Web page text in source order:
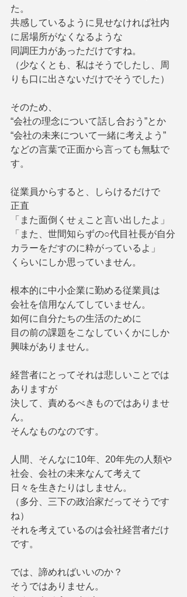
た。
共感しているように見せなければ社内
に居場所がなくなるような
同調圧力があっただけですね。
（少なくとも、私はそうでしたし、周
りも口に出さないだけでそうでした）
そのため、
“会社の理念について話し合おう”とか
“会社の未来について一緒に考えよう”
などの言葉で正面から言っても無駄で
す。
従業員からすると、しらけるだけで
正直
「また面倒くせぇこと言い出したよ」
「また、世間知らずの○代目社長が自分
カラーをだすのに粋がっているよ」
くらいにしか思っていません。
根本的に中小企業に勤める従業員は
会社を信用なんてしていません。
如何に自分たちの生活のために
目の前の課題をこなしていくかにしか
興味がありません。
経営者にとってそれは悲しいことでは
ありますが
決して、責めるべきものではありませ
ん。
そんなものなのです。
人間、そんなに10年、20年先の人類や
社会、会社の未来なんて考えて
日々を生きたりはしません。
（多分、三下の政治家だってそうです
ね）
それを考えているのは会社経営者だけ
です。
では、諦めればいいのか？
そうではありません。